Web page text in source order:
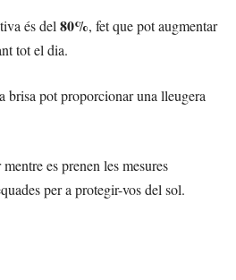
és del 80%, fet que pot augmentar
tot el dia.
brisa pot proporcionar una lleugera
es prenen les mesures
per a protegir-vos del sol.